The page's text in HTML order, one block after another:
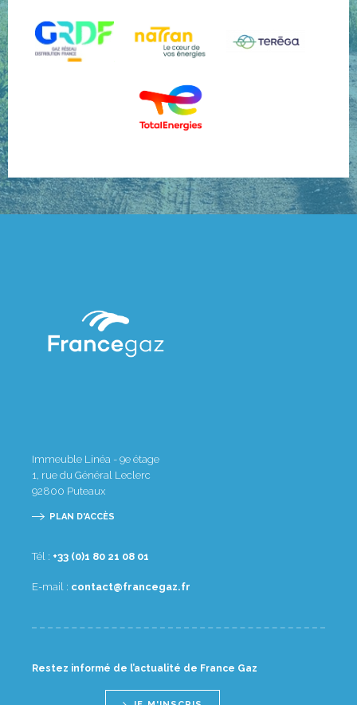
Immeuble Linéa - 9e étage
1, rue du Général Leclerc
92800 Puteaux
PLAN D'ACCÈS
Tél : 10 80 12 08 1(0) 33+
E-mail : rf.zagecnarf@tcatnoc
Restez informé de l’actualité de France Gaz